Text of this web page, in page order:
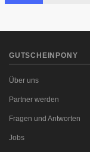
GUTSCHEINPONY
Über uns
Partner werden
Fragen und Antworten
Jobs